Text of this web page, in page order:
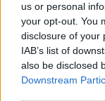
us or personal
your opt-out. You
disclosure of your
IAB’s list of
also be disclosed
Downstream